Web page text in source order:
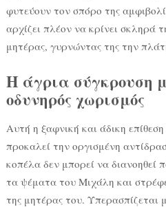
φυτεύουν τον σπόρο της
αρχίζει πλέον να κρίνει σκληρά
μητέρας, γυρνώντας της την
Η άγρια σύγκρουση
οδυνηρός χωρισμός
Αυτή η ξαφνική και άδικη
προκαλεί την οργισμένη
κοπέλα δεν μπορεί να διανοηθεί
τα ψέματα του Μιχάλη και
της μητέρας του. Υπερασπίζεται